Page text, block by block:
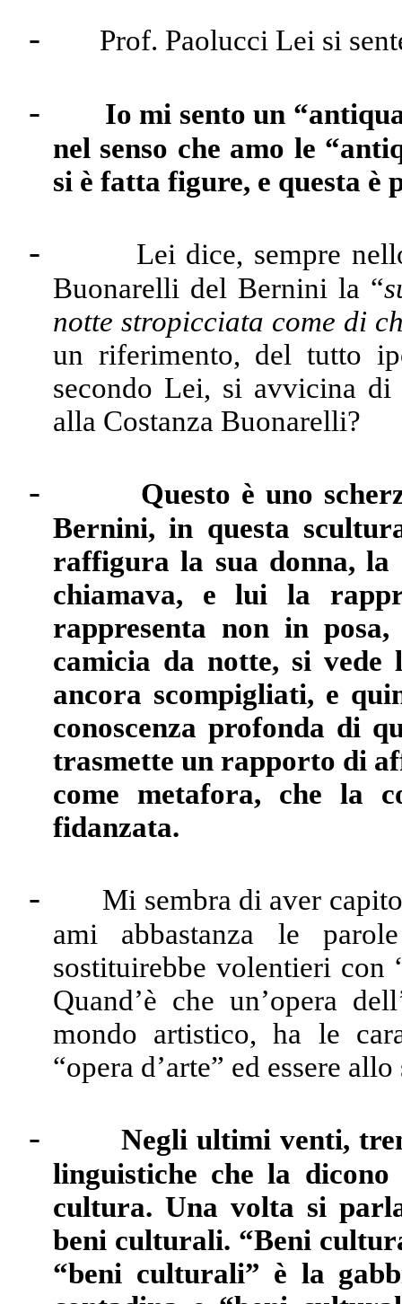
- Prof. Paolucci Lei si
-
Io mi sento un
nel senso che amo le
si è fatta figure, e questa è
-
Lei dice, sempre
Buonarelli del Bernini la “
notte stropicciata come di
un riferimento, del tutto
secondo Lei, si avvicina
alla Costanza Buonarelli?
-
Questo è uno
Bernini, in questa
raffigura la sua donna, la
chiamava, e lui la
rappresenta non in
camicia da notte, si
ancora scompigliati, e
conoscenza profonda di
trasmette un rapporto di
come metafora, che la
fidanzata.
-
Mi sembra di aver
ami abbastanza le
sostituirebbe volentieri con
Quand’è che un’opera
mondo artistico, ha le
“opera d’arte” ed essere
-
Negli ultimi venti,
linguistiche che la
cultura. Una volta si
beni culturali. “Beni
“beni culturali” è la